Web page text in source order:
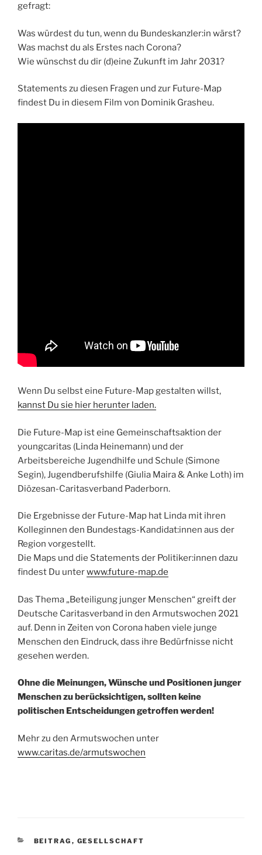
gefragt:
Was würdest du tun, wenn du Bundeskanzler:in wärst?
Was machst du als Erstes nach Corona?
Wie wünschst du dir (d)eine Zukunft im Jahr 2031?
Statements zu diesen Fragen und zur Future-Map
findest Du in diesem Film von Dominik Grasheu.
Wenn Du selbst eine Future-Map gestalten willst,
kannst Du sie hier herunter laden.
Die Future-Map ist eine Gemeinschaftsaktion der
youngcaritas (Linda Heinemann) und der
Arbeitsbereiche Jugendhilfe und Schule (Simone
Segin), Jugendberufshilfe (Giulia Maira & Anke Loth) im
Diözesan-Caritasverband Paderborn.
Die Ergebnisse der Future-Map hat Linda mit ihren
Kolleginnen den Bundestags-Kandidat:innen aus der
Region vorgestellt.
Die Maps und die Statements der Politiker:innen dazu
findest Du unterwww.future-map.de
Das Thema „Beteiligung junger Menschen“ greift der
Deutsche Caritasverband in den Armutswochen 2021
auf. Denn in Zeiten von Corona haben viele junge
Menschen den Eindruck, dass ihre Bedürfnisse nicht
gesehen werden.
Ohne die Meinungen, Wünsche und Positionen junger
Menschen zu berücksichtigen, sollten keine
politischen Entscheidungen getroffen werden!
Mehr zu den Armutswochen unter
www.caritas.de/armutswochen
KATEGORIEN
BEITRAG , GESELLSCHAFT